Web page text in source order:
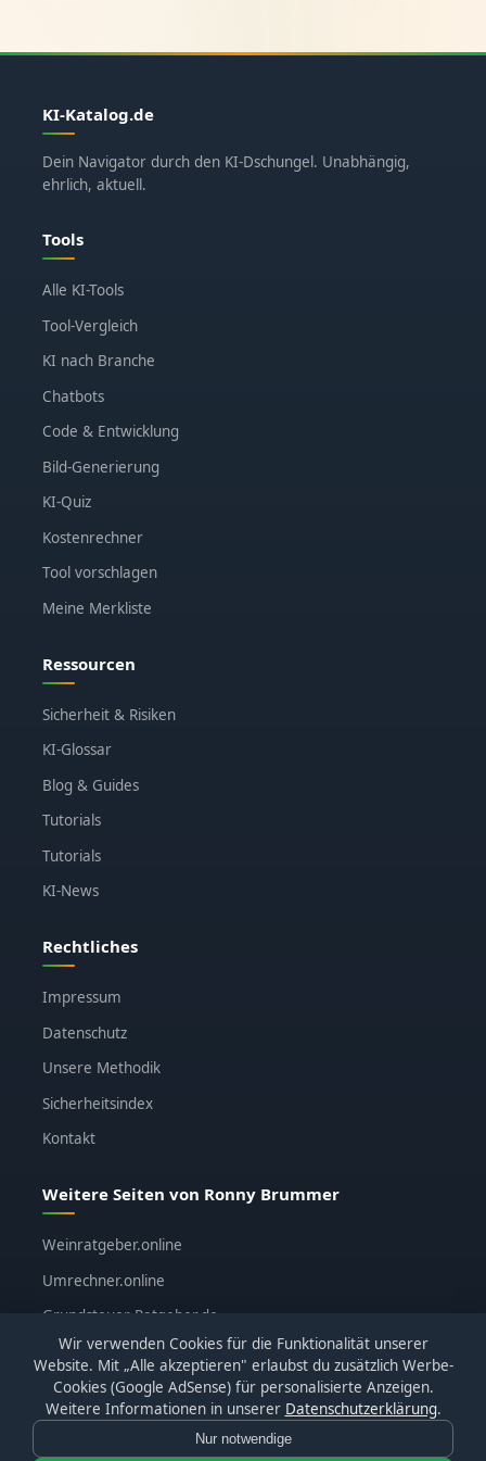
KI-Katalog.de
Dein Navigator durch den KI-Dschungel. Unabhängig,
ehrlich, aktuell.
Tools
Alle KI-Tools
Tool-Vergleich
KI nach Branche
Chatbots
Code & Entwicklung
Bild-Generierung
KI-Quiz
Kostenrechner
Tool vorschlagen
Meine Merkliste
Ressourcen
Sicherheit & Risiken
KI-Glossar
Blog & Guides
Tutorials
Tutorials
KI-News
Rechtliches
Impressum
Datenschutz
Unsere Methodik
Sicherheitsindex
Kontakt
Weitere Seiten von Ronny Brummer
Weinratgeber.online
Umrechner.online
Grundsteuer-Ratgeber.de
ronnybrummer.de
KI-Katalog.de· Alle Bewertungen basieren auf
Wir verwenden Cookies für die Funktionalität unserer
Website. Mit „Alle akzeptieren" erlaubst du zusätzlich Werbe-
Cookies (Google AdSense) für personalisierte Anzeigen.
Weitere Informationen in unserer Datenschutzerklärung.
Nur notwendige